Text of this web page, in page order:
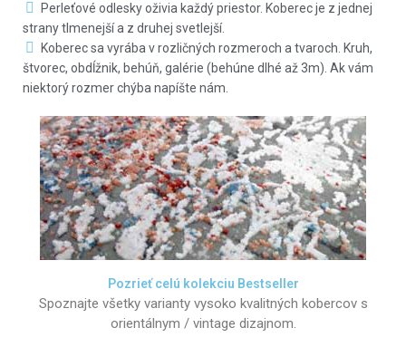
Perleťové odlesky oživia každý priestor. Koberec je z jednej
strany tlmenejší a z druhej svetlejší.
Koberec sa vyrába v rozličných rozmeroch a tvaroch. Kruh,
štvorec, obdĺžnik, behúň, galérie (behúne dlhé až 3m). Ak vám
niektorý rozmer chýba napíšte nám.
Pozrieť celú kolekciu Bestseller
Spoznajte všetky varianty vysoko kvalitných kobercov s
orientálnym / vintage dizajnom.